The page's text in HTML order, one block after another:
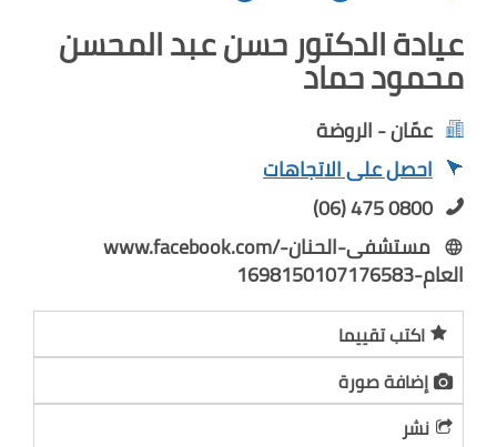
عيادة الدكتور حسن عبد المحسن
محمود حماد
عمّان - الروضة
احصل على الاتجاهات
(06) 475 0800
www.facebook.com/مستشفى-الحنان-
العام-1698150107176583
اكتب تقييما
إضافة صورة
نشر